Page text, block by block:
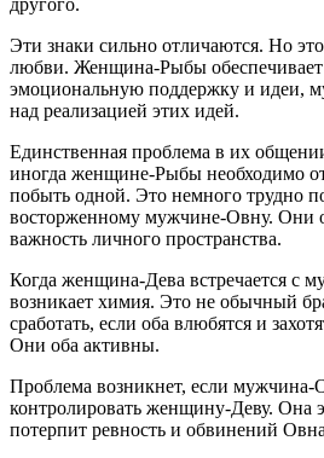
другого.
Эти знаки сильно отличаются. Но
любви. Женщина-Рыбы
эмоциональную поддержку и идеи,
над реализацией этих идей.
Единственная проблема в их
иногда женщине-Рыбы необходимо
побыть одной. Это немного трудно
восторженному мужчине-Овну. Они
важность личного пространства.
Когда женщина-Дева встречается с
возникает химия. Это не обычный
сработать, если оба влюбятся и
Они оба активны.
Проблема возникнет, если мужчина-
контролировать женщину-Деву. Она
потерпит ревность и обвинений